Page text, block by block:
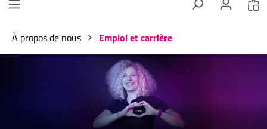
À propos de nous
Emploi et carrière